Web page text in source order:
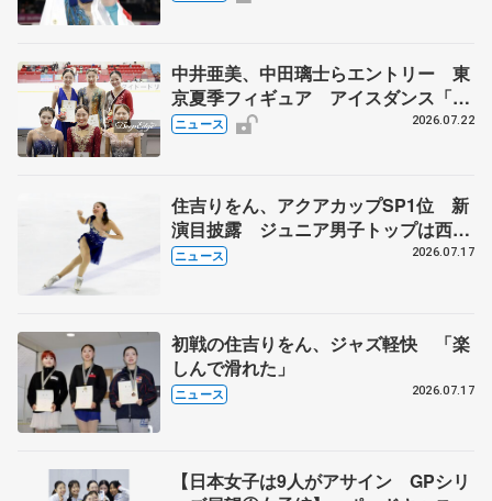
中井亜美、中田璃士らエントリー 東
京夏季フィギュア アイスダンス「か
ほゆう」や矢島榛乃、北村凌大組も
ニュース 2026.07.22
住吉りをん、アクアカップSP1位 新
演目披露 ジュニア男子トップは西野
太翔
ニュース 2026.07.17
初戦の住吉りをん、ジャズ軽快 「楽
しんで滑れた」
ニュース 2026.07.17
【日本女子は9人がアサイン GPシリ